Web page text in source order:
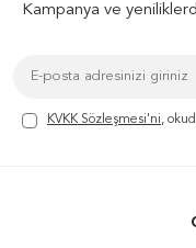
Kampanya ve
KVKK Sözleşmesi'ni,